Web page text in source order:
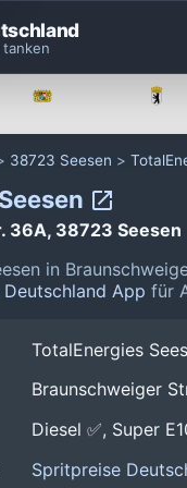
38723 Seesen
36A, 38723 Seesen
in
App für
TotalEnergies
Braunschweiger
Diesel ✅, Super
Spritpreise